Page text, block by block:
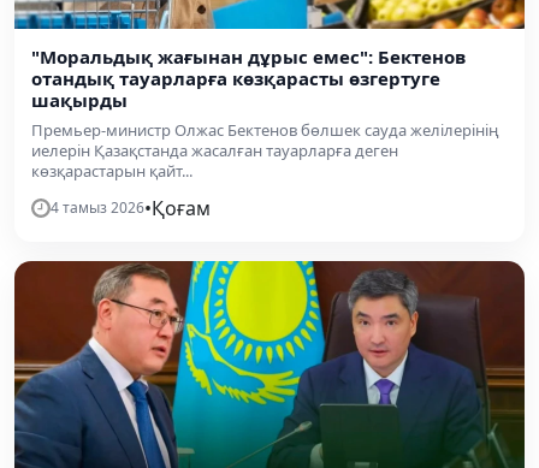
"Моральдық жағынан дұрыс емес": Бектенов
отандық тауарларға көзқарасты өзгертуге
шақырды
Премьер-министр Олжас Бектенов бөлшек сауда желілерінің
иелерін Қазақстанда жасалған тауарларға деген
көзқарастарын қайт...
4 тамыз 2026•Қоғам